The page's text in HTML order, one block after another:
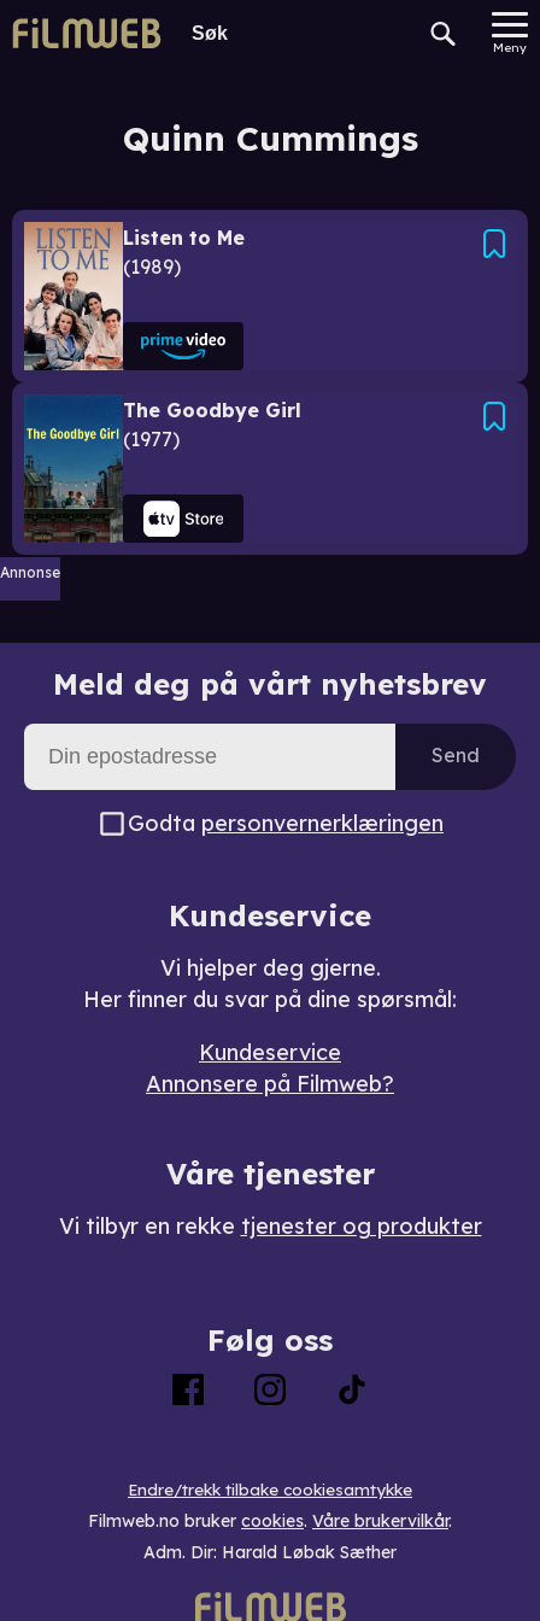
Meny
Quinn Cummings
Listen to Me
1989
The Goodbye Girl
1977
Annonse
Meld deg på vårt nyhetsbrev
Send
Godta personvernerklæringen
Kundeservice
Vi hjelper deg gjerne.
Her finner du svar på dine spørsmål:
Kundeservice
Annonsere på Filmweb?
Våre tjenester
Vi tilbyr en rekke tjenester og produkter
Følg oss
Endre/trekk tilbake cookiesamtykke
Filmweb.no bruker cookies. Våre brukervilkår.
Adm. Dir: Harald Løbak Sæther